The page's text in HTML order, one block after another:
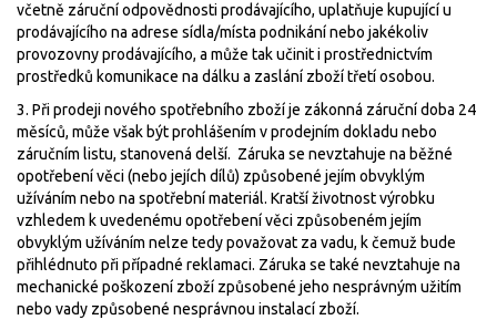
včetně záruční odpovědnosti prodávajícího, uplatňuje kupující u
prodávajícího na adrese sídla/místa podnikání nebo jakékoliv
provozovny prodávajícího, a může tak učinit i prostřednictvím
prostředků komunikace na dálku a zaslání zboží třetí osobou.
3. Při prodeji nového spotřebního zboží je zákonná záruční doba 24
měsíců, může však být prohlášením v prodejním dokladu nebo
záručním listu, stanovená delší. Záruka se nevztahuje na běžné
opotřebení věci (nebo jejích dílů) způsobené jejím obvyklým
užíváním nebo na spotřební materiál. Kratší životnost výrobku
vzhledem k uvedenému opotřebení věci způsobeném jejím
obvyklým užíváním nelze tedy považovat za vadu, k čemuž bude
přihlédnuto při případné reklamaci. Záruka se také nevztahuje na
mechanické poškození zboží způsobené jeho nesprávným užitím
nebo vady způsobené nesprávnou instalací zboží.